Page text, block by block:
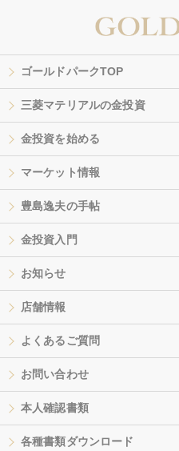
ゴールドパークTOP
三菱マテリアルの金投資
金投資を始める
マーケット情報
豊島逸夫の手帖
金投資入門
お知らせ
店舗情報
よくあるご質問
お問い合わせ
本人確認書類
各種書類ダウンロード